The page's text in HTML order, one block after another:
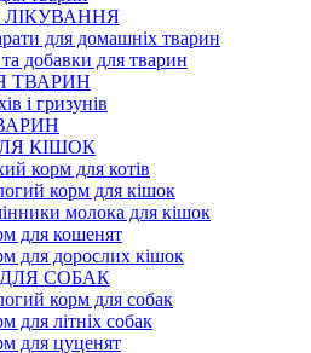
ЛІКУВАННЯ
для домашніх тварин
добавки для тварин
ТВАРИН
і гризунів
КІШОК
корм для котів
корм для кішок
молока для кішок
для кошенят
для дорослих кішок
СОБАК
корм для собак
для літніх собак
для цуценят